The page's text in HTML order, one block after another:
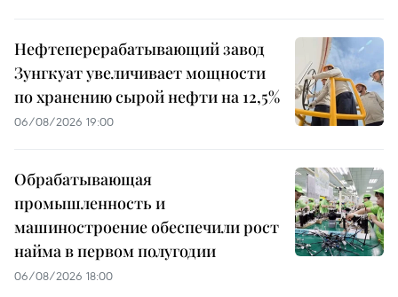
Нефтеперерабатывающий завод
Зунгкуат увеличивает мощности
по хранению сырой нефти на 12,5%
06/08/2026 19:00
Обрабатывающая
промышленность и
машиностроение обеспечили рост
найма в первом полугодии
06/08/2026 18:00